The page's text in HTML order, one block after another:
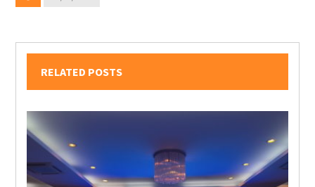
RELATED POSTS